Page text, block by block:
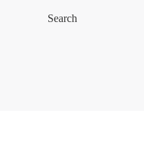
Search